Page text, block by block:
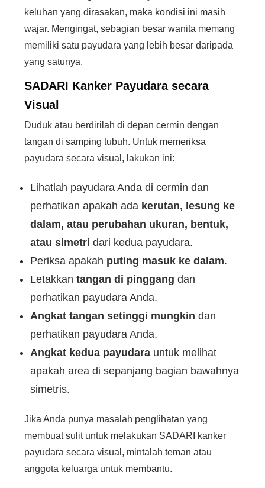
keluhan yang dirasakan, maka kondisi ini masih
wajar. Mengingat, sebagian besar wanita memang
memiliki satu payudara yang lebih besar daripada
yang satunya.
SADARI Kanker Payudara secara
Visual
Duduk atau berdirilah di depan cermin dengan
tangan di samping tubuh. Untuk memeriksa
payudara secara visual, lakukan ini:
Lihatlah payudara Anda di cermin dan
perhatikan apakah ada kerutan, lesung ke
dalam, atau perubahan ukuran, bentuk,
atau simetri dari kedua payudara.
Periksa apakah puting masuk ke dalam.
Letakkan tangan di pinggang dan
perhatikan payudara Anda.
Angkat tangan setinggi mungkin dan
perhatikan payudara Anda.
Angkat kedua payudara untuk melihat
apakah area di sepanjang bagian bawahnya
simetris.
Jika Anda punya masalah penglihatan yang
membuat sulit untuk melakukan SADARI kanker
payudara secara visual, mintalah teman atau
anggota keluarga untuk membantu.